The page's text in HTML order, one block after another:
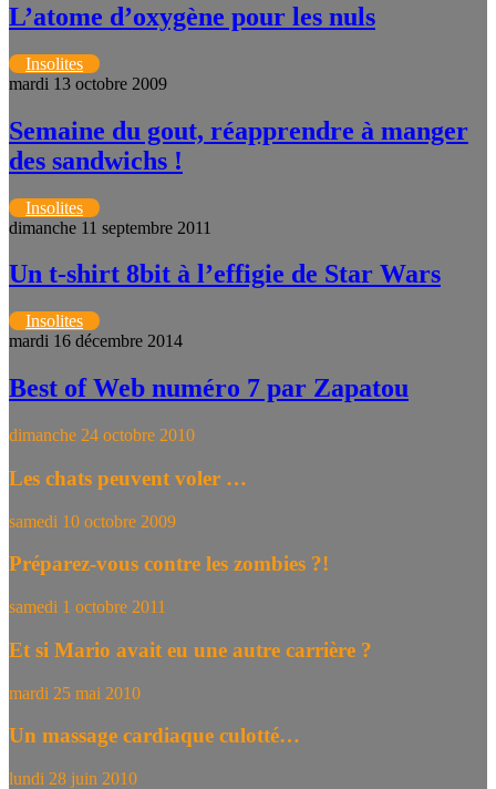
L’atome d’oxygène pour les nuls
Insolites
mardi 13 octobre 2009
Semaine du gout, réapprendre à manger
des sandwichs !
Insolites
dimanche 11 septembre 2011
Un t-shirt 8bit à l’effigie de Star Wars
Insolites
mardi 16 décembre 2014
Best of Web numéro 7 par Zapatou
dimanche 24 octobre 2010
Les chats peuvent voler …
samedi 10 octobre 2009
Préparez-vous contre les zombies ?!
samedi 1 octobre 2011
Et si Mario avait eu une autre carrière ?
mardi 25 mai 2010
Un massage cardiaque culotté…
lundi 28 juin 2010